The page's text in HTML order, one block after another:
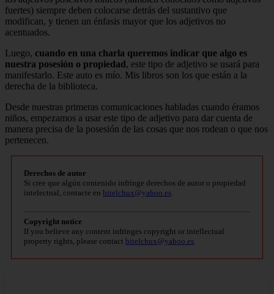
fuertes) siempre deben colocarse detrás del sustantivo que
modifican, y tienen un énfasis mayor que los adjetivos no
acentuados.
Luego, cuando en una charla queremos indicar que algo es
nuestra posesión o propiedad, este tipo de adjetivo se usará para
manifestarlo. Este auto es mío. Mis libros son los que están a la
derecha de la biblioteca.
Desde nuestras primeras comunicaciones habladas cuando éramos
niños, empezamos a usar este tipo de adjetivo para dar cuenta de
manera precisa de la posesión de las cosas que nos rodean o que nos
pertenecen.
Derechos de autor
Si cree que algún contenido infringe derechos de autor o propiedad
intelectual, contacte en bitelchux@yahoo.es
Copyright notice
If you believe any content infringes copyright or intellectual
property rights, please contact bitelchux@yahoo.es